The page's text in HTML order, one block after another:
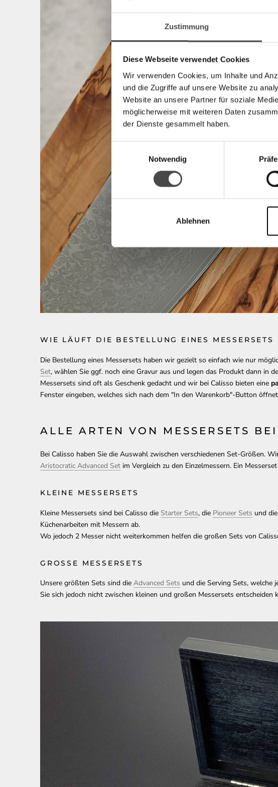
Zustimmung
Diese Webseite verwendet Cookies
Wir verwenden Cookies, um Inhalte und
und die Zugriffe auf unsere Website zu
Website an unsere Partner für soziale
möglicherweise mit weiteren Daten
der Dienste gesammelt haben.
Notwendig
Ablehnen
WIE LÄUFT DIE BESTELLUNG EINES
Die Bestellung eines Messersets haben wir gezielt so einfach wie nur
Set, wählen Sie ggf. noch eine Gravur aus und legen das Produkt dann in
Messersets sind oft als Geschenk gedacht und wir bei Calisso bieten eine
Fenster eingeben, welches sich nach dem "In den Warenkorb"-Button
ALLE ARTEN VON MESSERSETS
Bei Calisso haben Sie die Auswahl zwischen verschiedenen Set-Größen.
Aristocratic Advanced Set im Vergleich zu den Einzelmessern. Ein
KLEINE MESSERSETS
Kleine Messersets sind bei Calisso die Starter Sets, die Pioneer Sets und
Küchenarbeiten mit Messern ab.
Wo jedoch 2 Messer nicht weiterkommen helfen die großen Sets von
GROSSE MESSERSETS
Unsere größten Sets sind die Advanced Sets und die Serving Sets, welche
Sie sich jedoch nicht zwischen kleinen und großen Messersets entscheiden